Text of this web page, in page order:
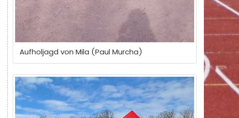
Aufholjagd von Mila (Paul Murcha)